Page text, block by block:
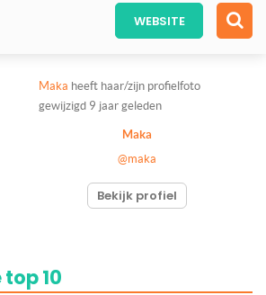
WEBSITE
Maka heeft haar/zijn profielfoto
gewijzigd 9 jaar geleden
Maka
@maka
Bekijk profiel
10